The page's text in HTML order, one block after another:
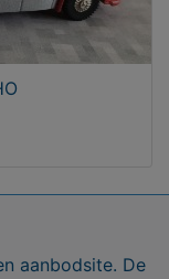
aanbodsite. De